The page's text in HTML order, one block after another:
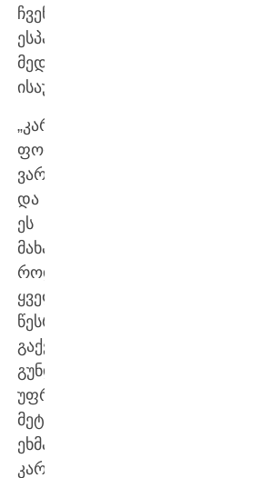
ჩვენებურმა
ესპანურ
მედიასთან
ისაუბრა.
„კარგ
ფორმაში
ვარ
და
ეს
მახარებს.
როდესაც
ყველაფერი
წესრიგში
გაქვს,
გუნდსაც
უფრო
მეტად
ეხმარები.
კარგი